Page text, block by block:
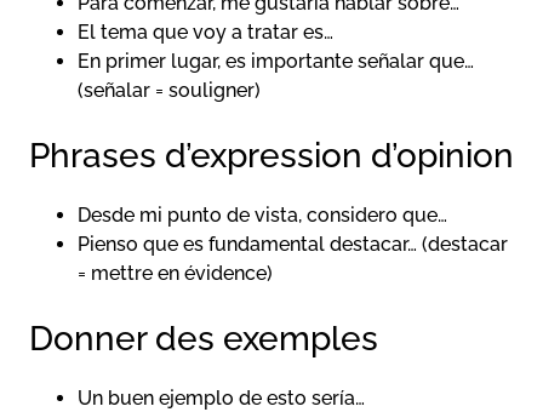
El tema que voy a tratar es…
En primer lugar, es importante señalar que…
(señalar = souligner)
Phrases d’expression d’opinion
Desde mi punto de vista, considero que…
Pienso que es fundamental destacar… (destacar
= mettre en évidence)
Donner des exemples
Un buen ejemplo de esto sería…